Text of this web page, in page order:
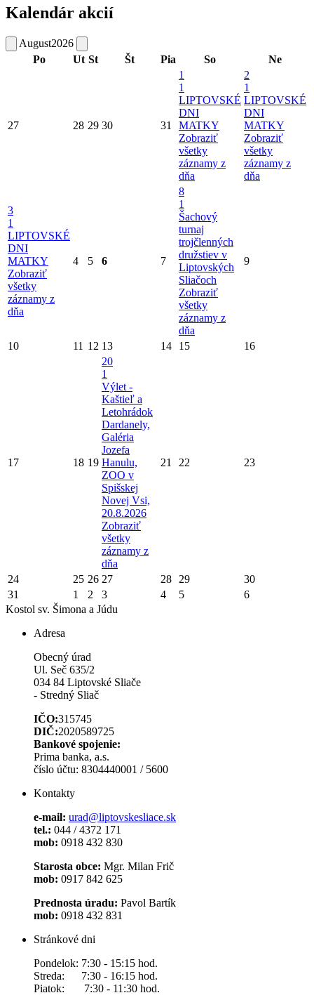
Kalendár akcií
August2026
Po
Ut St Št Pia So Ne
27 28 29 30 31
1
1
LIPTOVSKÉ
DNI
MATKY
Zobraziť
všetky
záznamy z
dňa
2
1
LIPTOVSKÉ
DNI
MATKY
Zobraziť
všetky
záznamy z
dňa
3
1
LIPTOVSKÉ
DNI
MATKY
Zobraziť
všetky
záznamy z
dňa
4 5 6 7
8
1
Šachový
turnaj
trojčlenných
družstiev v
Liptovských
Sliačoch
Zobraziť
všetky
záznamy z
dňa
9
10 11 12 13 14 15 16
17 18 19
20
1
Výlet -
Kaštieľ a
Letohrádok
Dardanely,
Galéria
Jozefa
Hanulu,
ZOO v
Spišskej
Novej Vsi,
20.8.2026
Zobraziť
všetky
záznamy z
dňa
21 22 23
24 25 26 27 28 29
30
31
1 2 3 4 5
6
Kostol sv. Šimona a Júdu
Adresa
Obecný úrad
Ul. Seč 635/2
034 84 Liptovské Sliače
- Stredný Sliač
IČO:315745
DIČ:2020589725
Bankové spojenie:
Prima banka, a.s.
číslo účtu: 8304440001 / 5600
Kontakty
e-mail: urad@liptovskesliace.sk
tel.: 044 / 4372 171
mob: 0918 432 830
Starosta obce: Mgr. Milan Frič
mob: 0917 842 625
Prednosta úradu: Pavol Bartík
mob: 0918 432 831
Stránkové dni
Pondelok: 7:30 - 15:15 hod.
Streda: 7:30 - 16:15 hod.
Piatok: 7:30 - 11:30 hod.